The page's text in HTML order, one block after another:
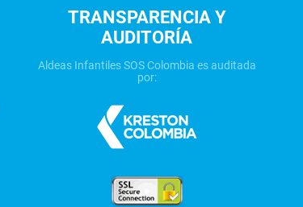
TRANSPARENCIA Y
AUDITORÍA
Aldeas Infantiles SOS Colombia es auditada
por: